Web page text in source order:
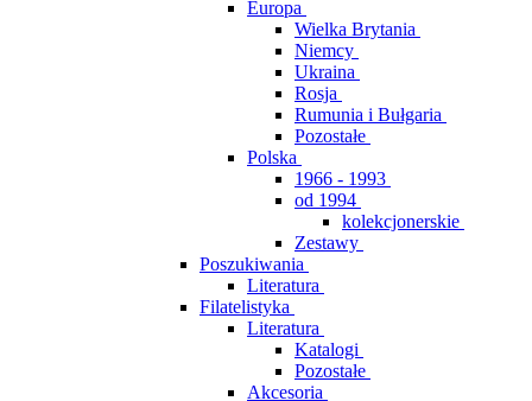
Europa
Wielka Brytania
Niemcy
Ukraina
Rosja
Rumunia i Bułgaria
Pozostałe
Polska
1966 - 1993
od 1994
kolekcjonerskie
Zestawy
Poszukiwania
Literatura
Filatelistyka
Literatura
Katalogi
Pozostałe
Akcesoria